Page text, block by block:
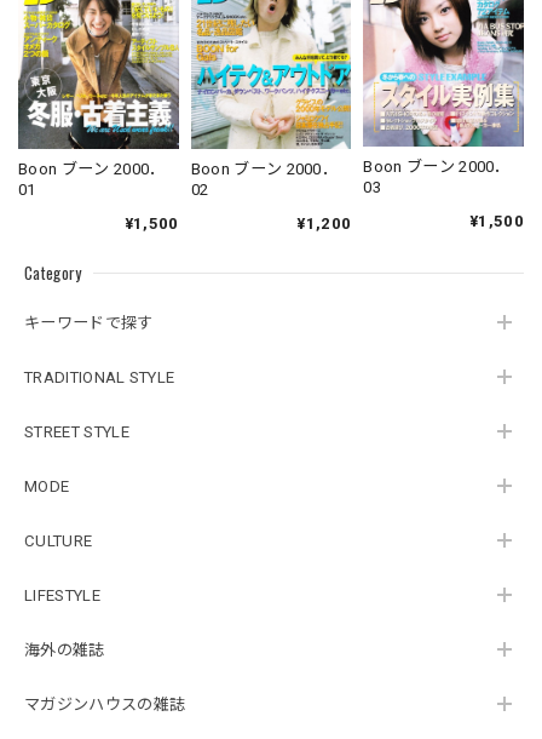
Category
キーワードで探す
TRADITIONAL STYLE
STREET STYLE
MODE
CULTURE
LIFESTYLE
海外の雑誌
マガジンハウスの雑誌
Boon ブーン 2000．
01
¥1,500
Boon ブーン 2000．
02
¥1,200
Boon ブーン 2000．
03
¥1,500